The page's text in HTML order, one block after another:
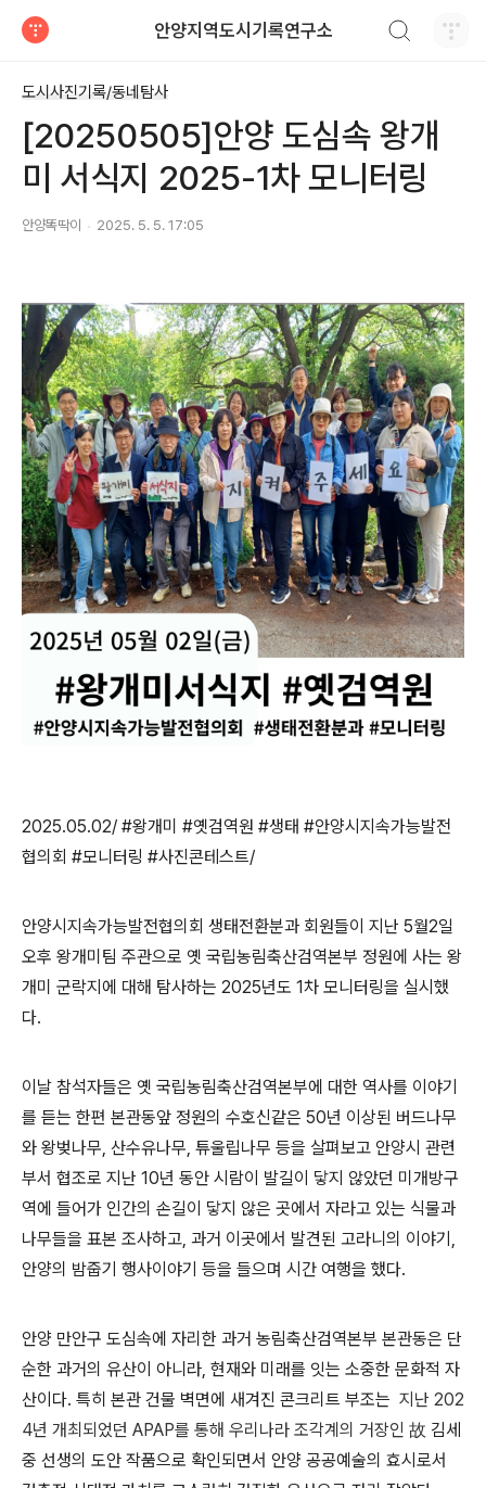
안양지역도시기록연구소
도시사진기록/동네탐사
[20250505]안양 도심속 왕개
미 서식지 2025-1차 모니터링
안양똑딱이 2025. 5. 5. 17:05
2025.05.02/ #왕개미 #옛검역원 #생태 #안양시지속가능발전
협의회 #모니터링 #사진콘테스트/
안양시지속가능발전협의회 생태전환분과 회원들이 지난 5월2일
오후 왕개미팀 주관으로 옛 국립농림축산검역본부 정원에 사는 왕
개미 군락지에 대해 탐사하는 2025년도 1차 모니터링을 실시했
다.
이날 참석자들은 옛 국립농림축산검역본부에 대한 역사를 이야기
를 듣는 한편 본관동앞 정원의 수호신같은 50년 이상된 버드나무
와 왕벚나무, 산수유나무, 튜울립나무 등을 살펴보고 안양시 관련
부서 협조로 지난 10년 동안 시람이 발길이 닿지 않았던 미개방구
역에 들어가 인간의 손길이 닿지 않은 곳에서 자라고 있는 식물과
나무들을 표본 조사하고, 과거 이곳에서 발견된 고라니의 이야기 ,
안양의 밤줍기 행사이야기 등을 들으며 시간 여행을 했다.
안양 만안구 도심속에 자리한 과거 농림축산검역본부 본관동은 단
순한 과거의 유산이 아니라, 현재와 미래를 잇는 소중한 문화적 자
산이다. 특히 본관 건물 벽면에 새겨진 콘크리트 부조는 지난 202
4년 개최되었던 APAP를 통해 우리나라 조각계의 거장인 故 김세
중 선생의 도안 작품으로 확인되면서 안양 공공예술의 효시로서